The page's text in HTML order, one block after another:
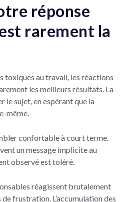
réponse
rarement la
toxiques au travail, les réactions
les meilleurs résultats. La
le sujet, en espérant que la
même.
confortable à court terme.
un message implicite au
observé est toléré.
réagissent brutalement
frustration. L’accumulation des